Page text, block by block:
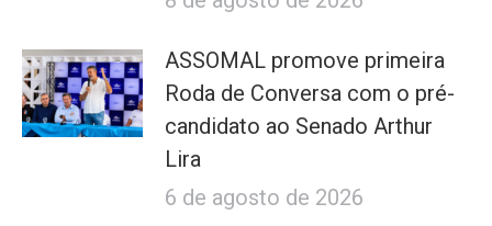
ASSOMAL promove primeira
Roda de Conversa com o pré-
candidato ao Senado Arthur
Lira
6 de agosto de 2026